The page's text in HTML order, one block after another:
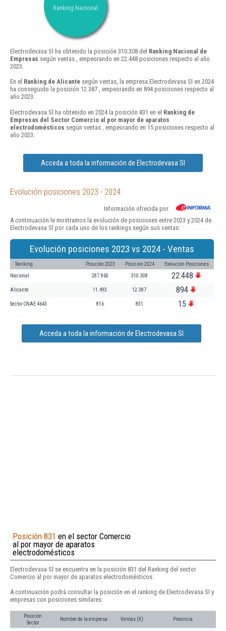
Ranking Nacional
Electrodevasa Sl ha obtenido la posición 310.308 del Ranking Nacional de
Empresas según ventas , empeorando en 22.448 posiciones respecto al año
2023.
En el Ranking de Alicante según ventas, la empresa Electrodevasa Sl en 2024
ha conseguido la posición 12.387 , empeorando en 894 posiciones respecto al
año 2023.
Electrodevasa Sl ha obtenido en 2024 la posición 831 en el Ranking de
Empresas del Sector Comercio al por mayor de aparatos
electrodomésticos según ventas , empeorando en 15 posiciones respecto al
año 2023.
Acceda a toda la información de Electrodevasa Sl
Evolución posiciones 2023 - 2024
Información ofrecida por
A continuación le mostramos la evolución de posiciones entre 2023 y 2024 de
Electrodevasa Sl por cada uno de los rankings según sus ventas:
Evolución posiciones 2023 vs 2024 - Ventas
Ranking Posición 2023 Posición 2024 Evolución Posiciones
Nacional 287.860 310.308 22.448
Alicante 11.493 12.387 894
Sector CNAE 4643 816 831 15
Acceda a toda la información de Electrodevasa Sl
Posición 831 en el sector Comercio
al por mayor de aparatos
electrodomésticos
Electrodevasa Sl se encuentra en la posición 831 del Ranking del sector
Comercio al por mayor de aparatos electrodomésticos.
A continuación podrá consultar la posición en el ranking de Electrodevasa Sl y
empresas con posiciones similares:
Posición
Sector
Nombre de la empresa Ventas (€) Provincia